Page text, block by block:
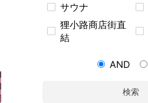
サウナ
狸小路商店街直
結
AND
検索